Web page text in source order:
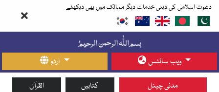
دعوت اسلامی کی دینی خدمات دیگر ممالک میں بھی دیکھئے
اردو ویب سائٹس
القرآن کتابیں مدنی چینل